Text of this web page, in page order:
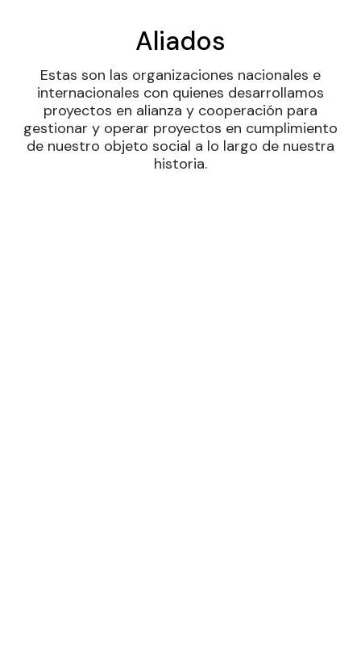
Aliados
Estas son las organizaciones nacionales e
internacionales con quienes desarrollamos
proyectos en alianza y cooperación para
gestionar y operar proyectos en cumplimiento
de nuestro objeto social a lo largo de nuestra
historia.